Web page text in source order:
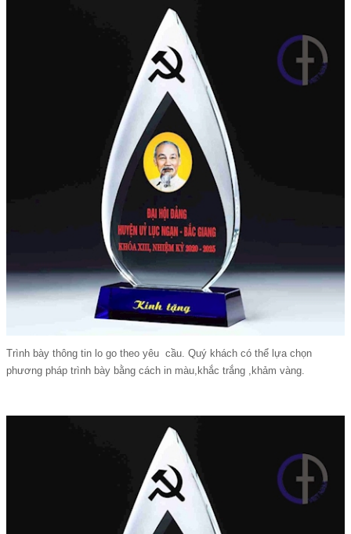
Trình bày thông tin lo go theo yêu cầu. Quý khách có thể lựa chọn
phương pháp trình bày bằng cách in màu,khắc trắng ,khảm vàng.